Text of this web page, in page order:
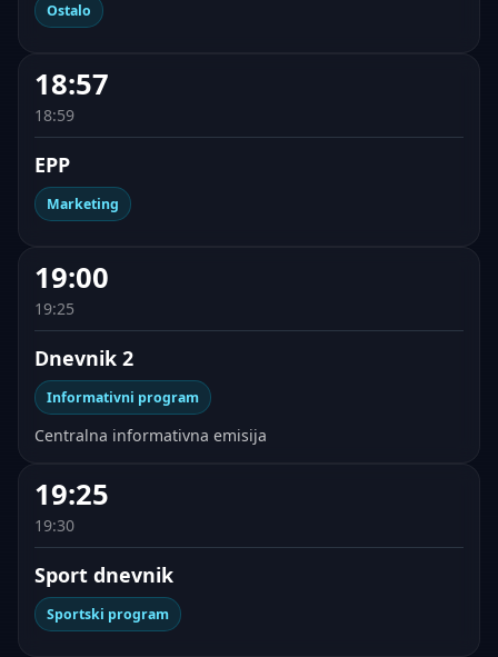
Ostalo
18:57
18:59
EPP
Marketing
19:00
19:25
Dnevnik 2
Informativni program
Centralna informativna emisija
19:25
19:30
Sport dnevnik
Sportski program